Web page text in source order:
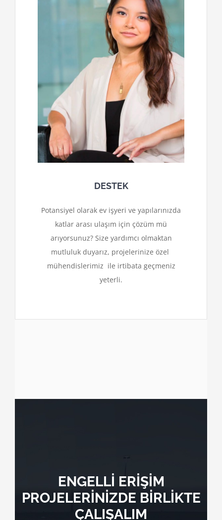
DESTEK
Potansiyel olarak ev işyeri ve yapılarınızda
katlar arası ulaşım için çözüm mü
arıyorsunuz? Size yardımcı olmaktan
mutluluk duyarız, projelerinize özel
mühendislerimiz ile irtibata geçmeniz
yeterli.
ENGELLİ ERİŞİM
PROJELERİNİZDE BİRLİKTE
ÇALIŞALIM